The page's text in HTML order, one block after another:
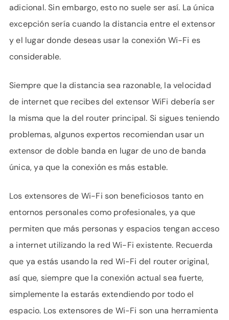
adicional. Sin embargo, esto no suele ser así. La única
excepción sería cuando la distancia entre el extensor
y el lugar donde deseas usar la conexión Wi-Fi es
considerable.
Siempre que la distancia sea razonable, la velocidad
de internet que recibes del extensor WiFi debería ser
la misma que la del router principal. Si sigues teniendo
problemas, algunos expertos recomiendan usar un
extensor de doble banda en lugar de uno de banda
única, ya que la conexión es más estable.
Los extensores de Wi-Fi son beneficiosos tanto en
entornos personales como profesionales, ya que
permiten que más personas y espacios tengan acceso
a internet utilizando la red Wi-Fi existente. Recuerda
que ya estás usando la red Wi-Fi del router original,
así que, siempre que la conexión actual sea fuerte,
simplemente la estarás extendiendo por todo el
espacio. Los extensores de Wi-Fi son una herramienta